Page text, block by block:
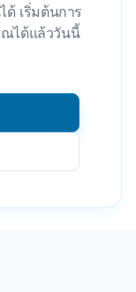
ด้ เริ่มต้นการ
ณได้แล้ววันนี้